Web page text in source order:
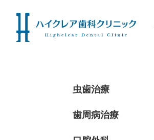
虫歯治療
歯周病治療